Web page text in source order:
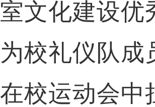
室文化建设优
为校礼仪队成
在校运动会中